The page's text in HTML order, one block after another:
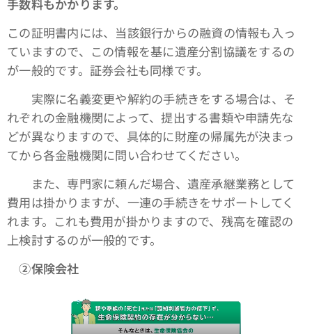
手数料もかかります。
この証明書内には、当該銀行からの融資の情報も入っ
ていますので、この情報を基に遺産分割協議をするの
が一般的です。証券会社も同様です。
実際に名義変更や解約の手続きをする場合は、そ
れぞれの金融機関によって、提出する書類や申請先な
どが異なりますので、具体的に財産の帰属先が決まっ
てから各金融機関に問い合わせてください。
また、専門家に頼んだ場合、遺産承継業務として
費用は掛かりますが、一連の手続きをサポートしてく
れます。これも費用が掛かりますので、残高を確認の
上検討するのが一般的です。
➁保険会社